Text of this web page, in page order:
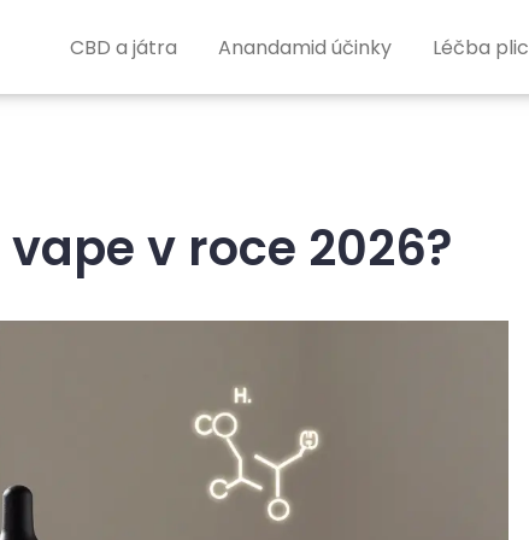
CBD a játra Anandamid účinky Léčba plic
v roce 2026?